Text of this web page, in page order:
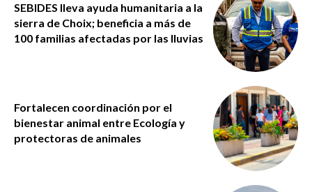
SEBIDES lleva ayuda humanitaria a la
sierra de Choix; beneficia a más de
100 familias afectadas por las lluvias
Fortalecen coordinación por el
bienestar animal entre Ecología y
protectoras de animales